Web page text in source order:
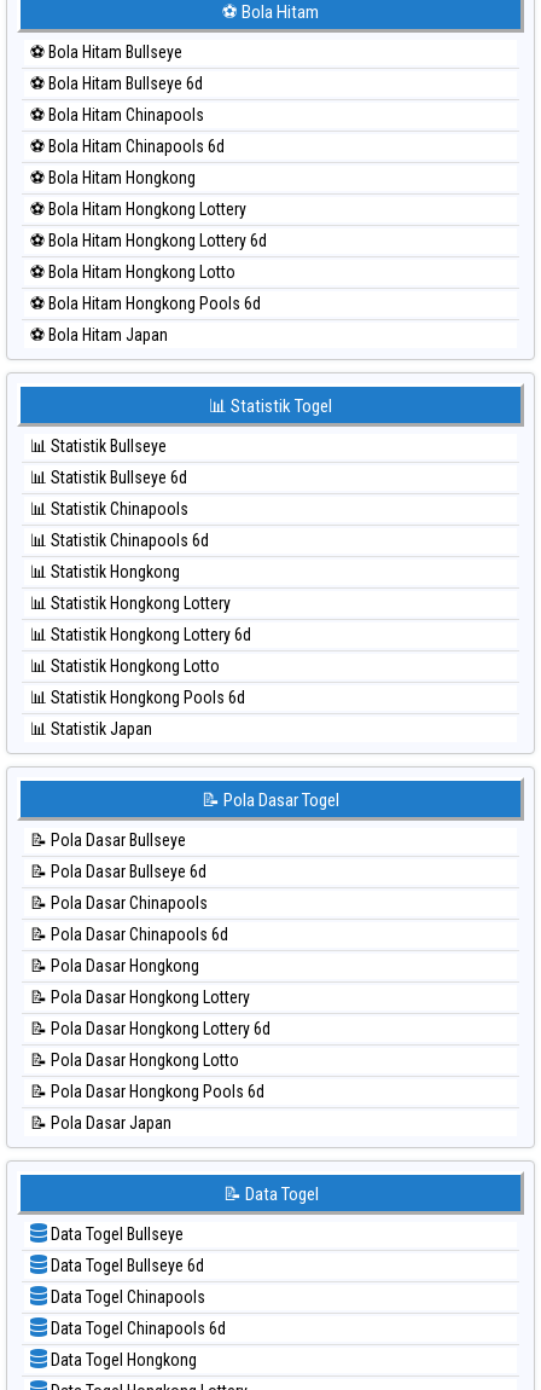
⚽ Bola Merah Kuda Lari
⚽ Bola Merah Magnum Cambodia
⚽ Bola Merah Nagoya
⚽ Bola Merah North Carolina Day
⚽ Bola Merah Pcso
⚽ Bola Merah Sao Paulo
⚽ Bola Merah Singapore
⚽ Bola Merah Sydney
⚽ Bola Merah Sydney Lottery
⚽ Bola Merah Sydney Lottery 6d
⚽ Bola Merah Sydney Lotto
⚽ Bola Merah Taiwan
⚽ Bola Hitam
⚽ Bola Hitam Bullseye
⚽ Bola Hitam Bullseye 6d
⚽ Bola Hitam Chinapools
⚽ Bola Hitam Chinapools 6d
⚽ Bola Hitam Hongkong
⚽ Bola Hitam Hongkong Lottery
⚽ Bola Hitam Hongkong Lottery 6d
⚽ Bola Hitam Hongkong Lotto
⚽ Bola Hitam Hongkong Pools 6d
⚽ Bola Hitam Japan
⚽ Bola Hitam Japan 6d
⚽ Bola Hitam Kuda Lari
⚽ Bola Hitam Magnum Cambodia
⚽ Bola Hitam Nagoya
⚽ Bola Hitam North Carolina Day
⚽ Bola Hitam Pcso
⚽ Bola Hitam Sao Paulo
⚽ Bola Hitam Singapore
⚽ Bola Hitam Sydney
⚽ Bola Hitam Sydney Lottery
⚽ Bola Hitam Sydney Lottery 6d
⚽ Bola Hitam Sydney Lotto
⚽ Bola Hitam Taiwan
📊 Statistik Togel
📊 Statistik Bullseye
📊 Statistik Bullseye 6d
📊 Statistik Chinapools
📊 Statistik Chinapools 6d
📊 Statistik Hongkong
📊 Statistik Hongkong Lottery
📊 Statistik Hongkong Lottery 6d
📊 Statistik Hongkong Lotto
📊 Statistik Hongkong Pools 6d
📊 Statistik Japan
📊 Statistik Japan 6d
📊 Statistik Kuda Lari
📊 Statistik Magnum Cambodia
📊 Statistik Nagoya
📊 Statistik New York Midday
📊 Statistik North Carolina Day
📊 Statistik Pcso
📊 Statistik Pennsylvania Day
📊 Statistik Sao Paulo
📊 Statistik Singapore
📊 Statistik Sydney
📊 Statistik Sydney Lottery
📊 Statistik Sydney Pools 6d
📊 Statistik Taipei
📊 Statistik Taiwan
📝 Pola Dasar Togel
📝 Pola Dasar Bullseye
📝 Pola Dasar Bullseye 6d
📝 Pola Dasar Chinapools
📝 Pola Dasar Chinapools 6d
📝 Pola Dasar Hongkong
📝 Pola Dasar Hongkong Lottery
📝 Pola Dasar Hongkong Lottery 6d
📝 Pola Dasar Hongkong Lotto
📝 Pola Dasar Hongkong Pools 6d
📝 Pola Dasar Japan
📝 Pola Dasar Japan 6d
📝 Pola Dasar Kuda Lari
📝 Pola Dasar Magnum Cambodia
📝 Pola Dasar Nagoya
📝 Pola Dasar North Carolina Day
📝 Pola Dasar Pcso
📝 Pola Dasar Sao Paulo
📝 Data Togel
Data Togel Bullseye
Data Togel Bullseye 6d
Data Togel Chinapools
Data Togel Chinapools 6d
Data Togel Hongkong